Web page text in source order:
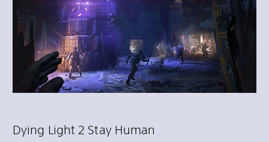
Dying Light 2 Stay Human